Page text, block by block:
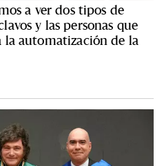
a ver dos tipos de
y las personas que
la automatización de la